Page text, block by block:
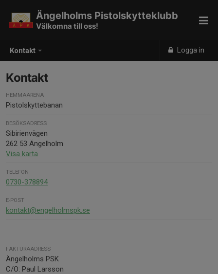
Kontakt Logga in
Ängelholms Pistolskytteklubb
Välkomna till oss!
Kontakt
HEMMAARENA
Pistolskyttebanan
BESÖKSADRESS
Sibirienvägen
262 53 Ängelholm
Visa karta
TELEFON
0730-378894
E-POST
kontakt@engelholmspk.se
FAKTURAADRESS
Ängelholms PSK
C/O: Paul Larsson